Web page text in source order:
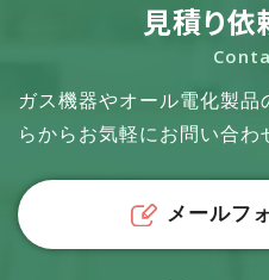
見積り依
ガス機器やオール電化製品
らからお気軽にお問い合わ
メールフ